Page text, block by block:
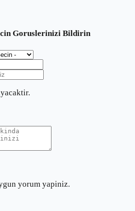
Goruslerinizi Bildirin
yorum yapiniz.